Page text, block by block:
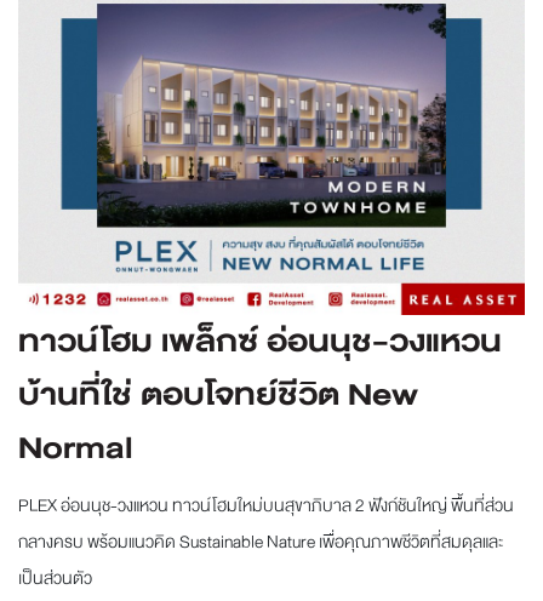
ทาวน์โฮม เพล็กซ์ อ่อนนุช-วงแหวน
บ้านที่ใช่ ตอบโจทย์ชีวิต New
Normal
PLEX อ่อนนุช-วงแหวน ทาวน์โฮมใหม่บนสุขาภิบาล 2 ฟังก์ชันใหญ่ พื้นที่ส่วน
กลางครบ พร้อมแนวคิด Sustainable Nature เพื่อคุณภาพชีวิตที่สมดุลและ
เป็นส่วนตัว